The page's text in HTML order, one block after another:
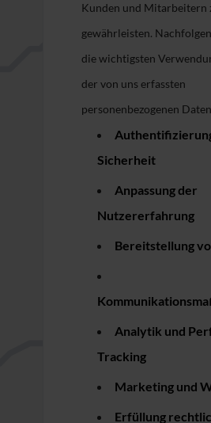
Kunden und Mitarbeitern
gewährleisten.
die wichtigsten
der von uns erfassten
personenbezogenen
Sicherheit
Anpassung der
Nutzererfahrung
Bereitstellung
Analytik und
Tracking
Marketing und
Erfüllung